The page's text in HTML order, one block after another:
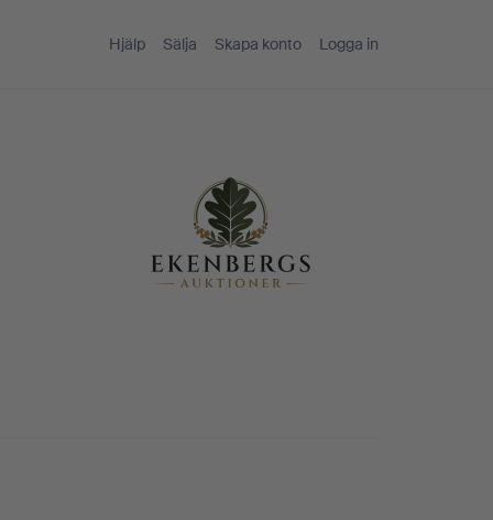
Hjälp Sälja Skapa konto Logga in